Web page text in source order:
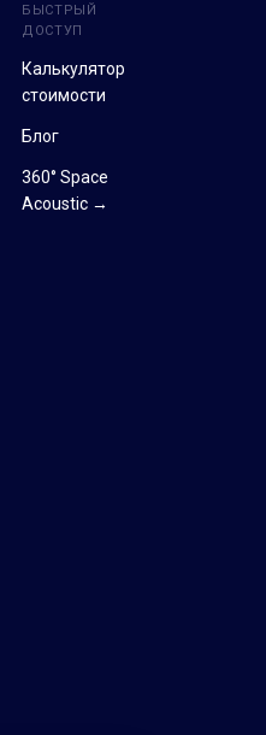
БЫСТРЫЙ
ДОСТУП
Калькулятор
стоимости
Блог
360° Space
Acoustic →